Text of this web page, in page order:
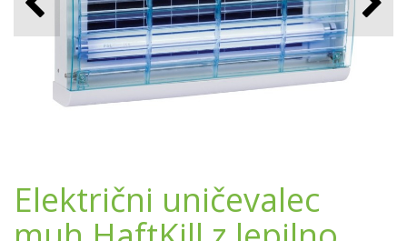
Električni uničevalec